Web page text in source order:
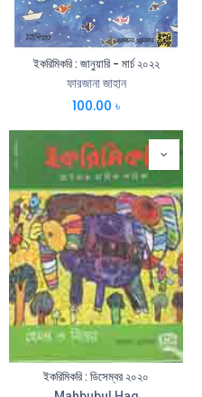
ইকরিমিকরি : জানুয়ারি - মার্চ ২০২২
ফারজানা জাহান
100.00 ৳
ইকরিমিকরি : ডিসেম্বর ২০২০